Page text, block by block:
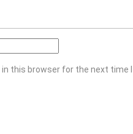
this browser for the next time